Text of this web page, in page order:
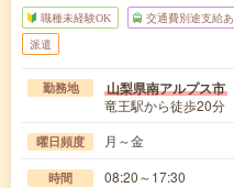
職種未経験OK 交通費別途支給あ
派遣
勤務地 山梨県南アルプス市
竜王駅から徒歩20分
曜日頻度 月～金
時間 08:20～17:30